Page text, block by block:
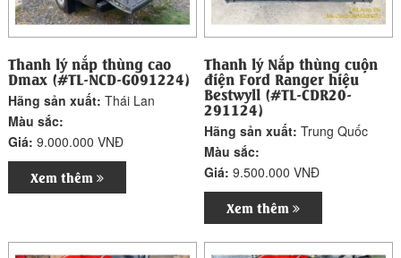
Thanh lý nắp thùng cao
Dmax (#TL-NCD-G091224)
Hãng sản xuất:Thái Lan
Màu sắc:
Giá:9.000.000 VNĐ
Xem thêm
Thanh lý Nắp thùng cuộn
điện Ford Ranger hiệu
Bestwyll (#TL-CDR20-
291124)
Hãng sản xuất:Trung Quốc
Màu sắc:
Giá:9.500.000 VNĐ
Xem thêm